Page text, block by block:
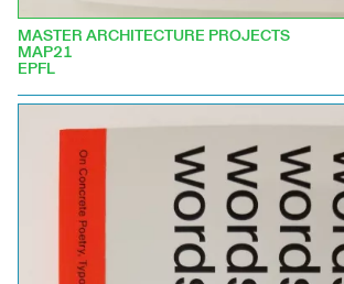
MASTER ARCHITECTURE PROJECTS
MAP21
EPFL